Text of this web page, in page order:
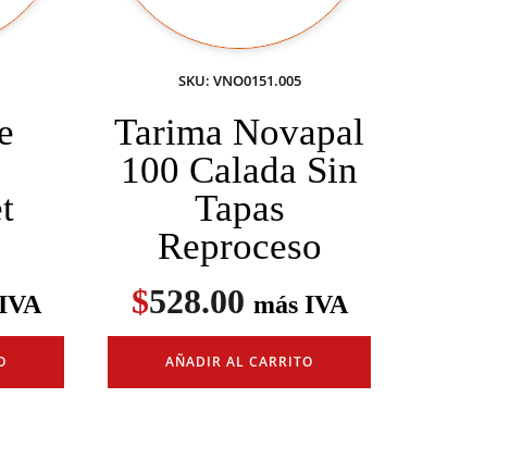
SKU: VNO0151.005
Tarima Novapal
100 Calada Sin
Tapas
Reproceso
$528.00 más IVA
AÑADIR AL CARRITO